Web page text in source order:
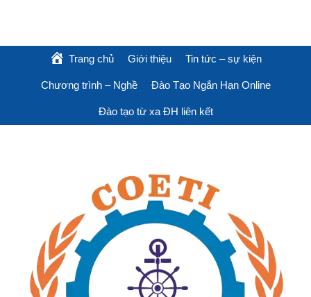
Trang chủ Giới thiệu Tin tức – sự kiện
Chương trình – Nghề Đào Tạo Ngắn Hạn Online
Đào tạo từ xa ĐH liên kết